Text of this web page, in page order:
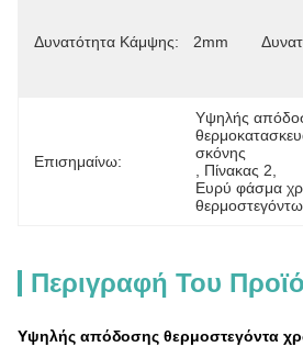
Δυνατότητα Κάμψης: 2mm
Επισημαίνω:
Υψηλής
σκόνης
Πίνακας 2
Ευρύ φάσμα
Περιγραφή Του
Υψηλής απόδοσης θερμοστεγόντα